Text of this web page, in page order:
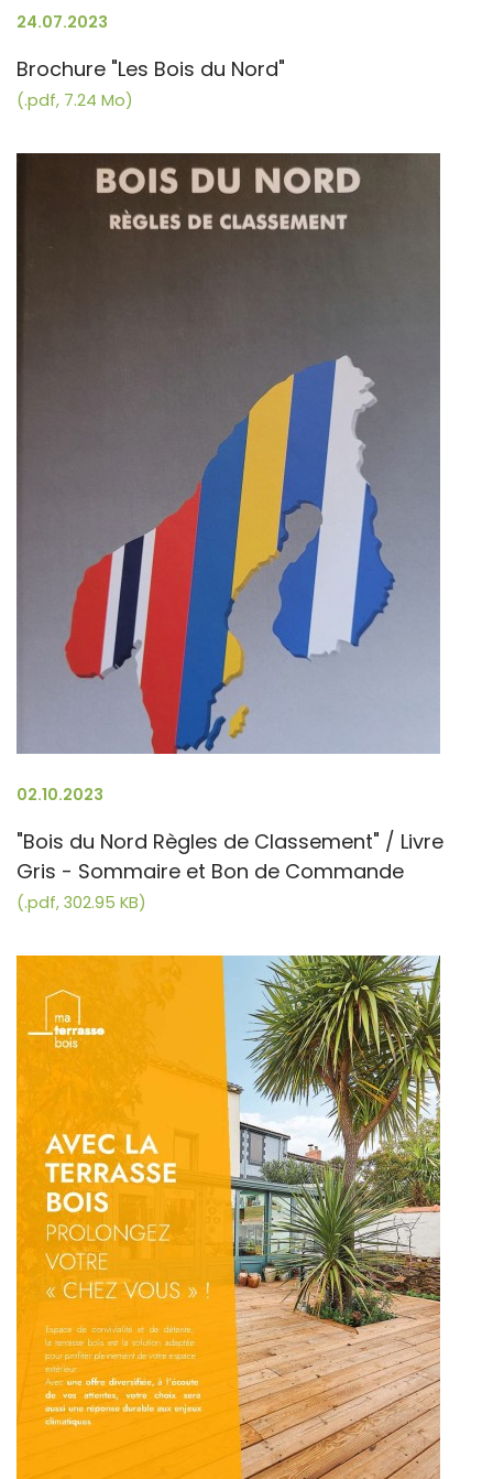
24.07.2023
Brochure "Les Bois du Nord"
(.pdf, 7.24 Mo)
02.10.2023
"Bois du Nord Règles de Classement" / Livre
Gris - Sommaire et Bon de Commande
(.pdf, 302.95 KB)